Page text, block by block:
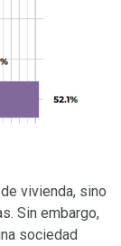
vivienda, sino
Sin embargo,
sociedad